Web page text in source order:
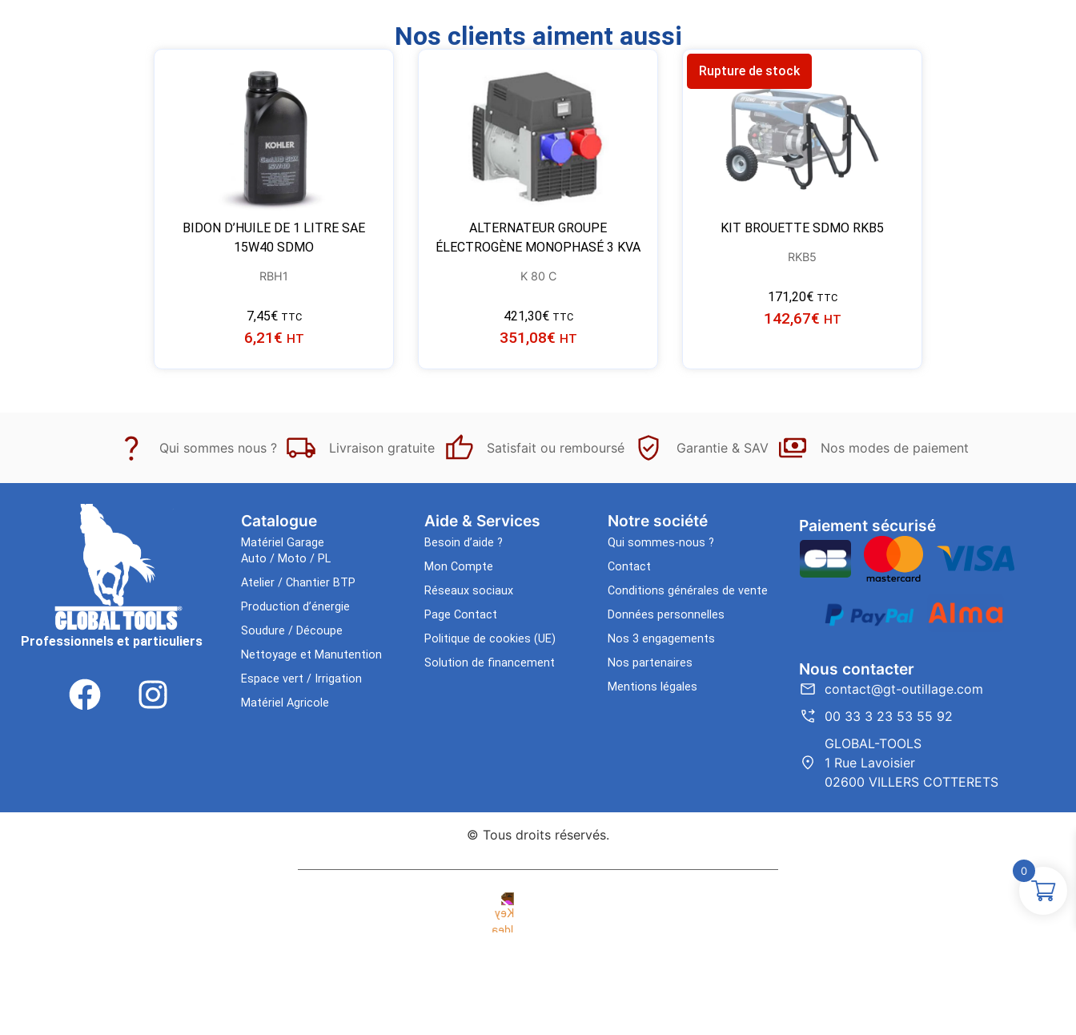
Nos clients aiment aussi
BIDON D’HUILE DE 1 LITRE SAE
15W40 SDMO
RBH1
7,45€ TTC
6,21€ HT
ALTERNATEUR GROUPE
ÉLECTROGÈNE MONOPHASÉ 3 KVA
K 80 C
421,30€ TTC
351,08€ HT
Rupture de stock
KIT BROUETTE SDMO RKB5
RKB5
171,20€ TTC
142,67€ HT
Qui sommes nous ? Livraison gratuite Satisfait ou remboursé Garantie & SAV Nos modes de paiement
Professionnels et particuliers
Catalogue
Matériel Garage
Auto / Moto / PL
Atelier / Chantier BTP
Production d’énergie
Soudure / Découpe
Nettoyage et Manutention
Espace vert / Irrigation
Matériel Agricole
Aide & Services​
Besoin d’aide ?
Mon Compte
Réseaux sociaux
Page Contact
Politique de cookies (UE)
Solution de financement
Notre société
Qui sommes-nous ?
Contact
Conditions générales de vente
Données personnelles
Nos 3 engagements
Nos partenaires
Mentions légales
Paiement sécurisé
Nous contacter
contact@gt-outillage.com
00 33 3 23 53 55 92
GLOBAL-TOOLS
1 Rue Lavoisier
02600 VILLERS COTTERETS
© Tous droits réservés.
0